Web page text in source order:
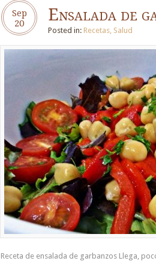
Sep
20 Ensalada de
Posted in: Recetas, Salud
Receta de ensalada de garbanzos Llega,